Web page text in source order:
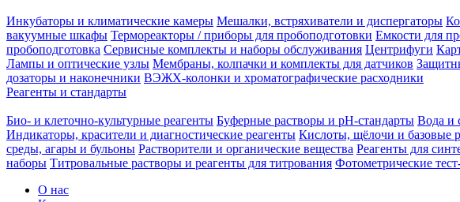
Инкубаторы и климатические камеры Мешалки, встряхиватели и диспергаторы
вакуумные шкафы Термореакторы / приборы для пробоподготовки Емкости для
пробоподготовка Сервисные комплекты и наборы обслуживания Центрифуги
Лампы и оптические узлы Мембраны, колпачки и комплекты для датчиков
дозаторы и наконечники ВЭЖХ-колонки и хроматографические расходники
Реагенты и стандарты
Био- и клеточно-культурные реагенты Буферные растворы и pH-стандарты Вода и
Индикаторы, красители и диагностические реагенты Кислоты, щёлочи и базовые
среды, агары и бульоны Растворители и органические вещества Реагенты для
наборы Титровальные растворы и реагенты для титрования Фотометрические
О нас